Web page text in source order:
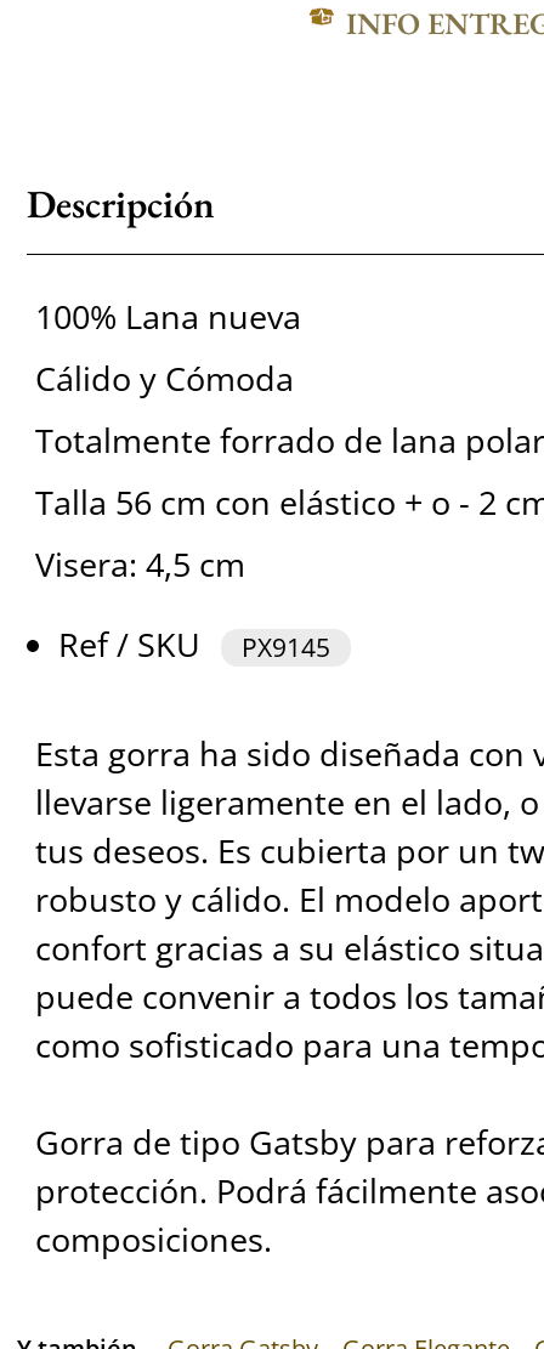
INFO
Descripción
100% Lana nueva
Cálido y Cómoda
Totalmente forrado de lana polar
Talla 56 cm con elástico + o - 2
Visera: 4,5 cm
Ref / SKU
PX9145
Esta gorra ha sido diseñada con
llevarse ligeramente en el lado,
tus deseos. Es cubierta por un
robusto y cálido. El modelo
confort gracias a su elástico
puede convenir a todos los
como sofisticado para una
Gorra de tipo Gatsby para
protección. Podrá fácilmente
composiciones.